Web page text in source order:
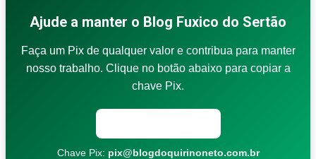
Ajude a manter o Blog Fuxico do Sertão
Faça um Pix de qualquer valor e contribua para manter
nosso trabalho. Clique no botão abaixo para copiar a
chave Pix.
Chave Pix: pix@blogdoquirinoneto.com.br